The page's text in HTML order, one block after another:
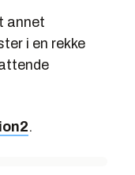
annet
i en rekke
.